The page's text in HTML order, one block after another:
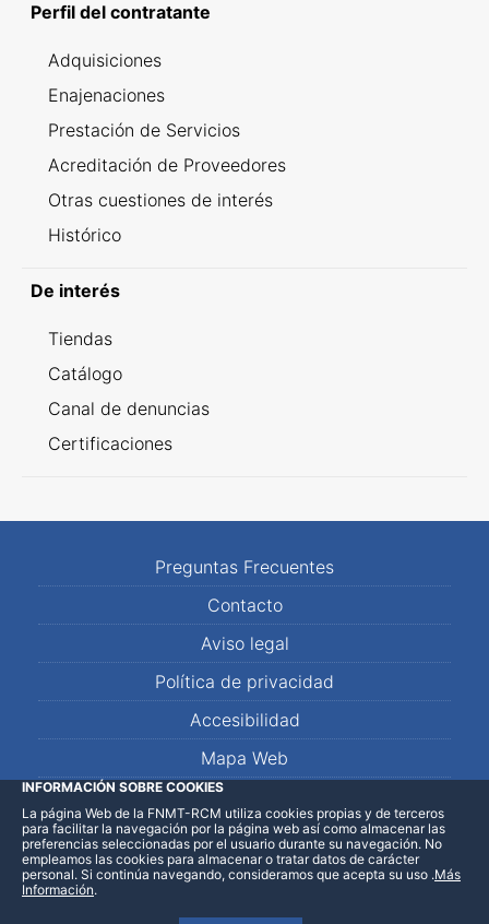
Perfil del contratante
Adquisiciones
Enajenaciones
Prestación de Servicios
Acreditación de Proveedores
Otras cuestiones de interés
Histórico
De interés
Tiendas
Catálogo
Canal de denuncias
Certificaciones
Preguntas Frecuentes
Contacto
Aviso legal
Política de privacidad
Accesibilidad
Mapa Web
LinkedInFacebookWhatsApp
INFORMACIÓN SOBRE COOKIES
La página Web de la FNMT-RCM utiliza cookies propias y de terceros
para facilitar la navegación por la página web así como almacenar las
preferencias seleccionadas por el usuario durante su navegación. No
empleamos las cookies para almacenar o tratar datos de carácter
personal. Si continúa navegando, consideramos que acepta su uso .Más
Información.